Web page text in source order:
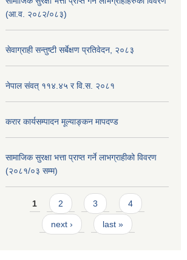
(आ.व. २०८२/०८३)
सेवाग्राही सन्तुष्टी सर्बेक्षण प्रतिवेदन, २०८३
नेपाल संवत् ११४.४५ र वि.स. २०८१
करार कार्यसम्पादन मूल्याङ्कन मापदण्ड
सामाजिक सुरक्षा भत्ता प्राप्त गर्ने लाभग्राहीको विवरण
(२०८१/०३ सम्म)
Pages
1 2 3 4
next › last »